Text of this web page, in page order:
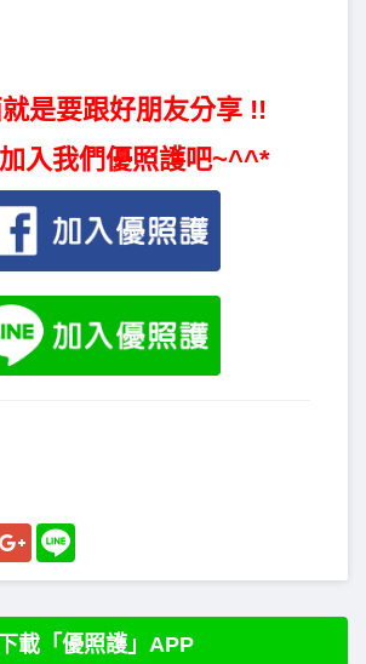
是要跟好朋友分享 !!
入我們優照護吧~^^*
Google+
下載「優照護」APP